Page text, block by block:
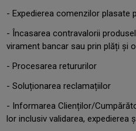
- Expedierea comenzilor plasate
- Încasarea contravalorii
virament bancar sau prin plăți și
- Procesarea retururilor
- Soluționarea reclamațiilor
- Informarea Clienților/
lor inclusiv validarea, expedierea